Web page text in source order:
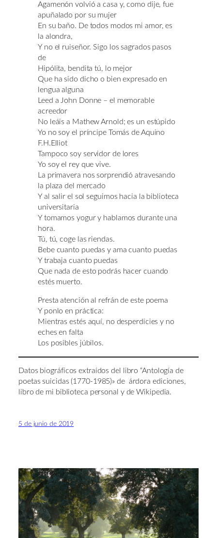
Agamenón volvió a casa y, como dije, fue
apuñalado por su mujer
En su baño. De todos modos mi amor, es
la alondra,
Y no el ruiseñor. Sigo los sagrados pasos
de
Hipólita, bendita tú, lo mejor
Que ha sido dicho o bien expresado en
lengua alguna
Leed a John Donne – el memorable
acreedor
No leáis a Mathew Arnold; es un estúpido
Yo no soy el príncipe Tomás de Aquino
F.H.Elliot
Tampoco soy servidor de lores
Yo soy el rey que vive.
La primavera nos sorprendió atravesando
la plaza del mercado
Y al salir el sol seguimos hacia la biblioteca
universitaria
Y tomamos yogur y hablamos durante una
hora.
Tú, tú, coge las riendas.
Bebe cuanto puedas y ama cuanto puedas
Y trabaja cuanto puedas
Que nada de esto podrás hacer cuando
estés muerto.
Presta atención al refrán de este poema
Y ponlo en práctica:
Mientras estés aquí, no desperdicies y no
eches en falta
Los posibles júbilos.
Datos biográficos extraídos del libro “Antología de
poetas suicidas (1770-1985)» de árdora ediciones,
libro de mi biblioteca personal y de Wikipedia.
5 de junio de 2019